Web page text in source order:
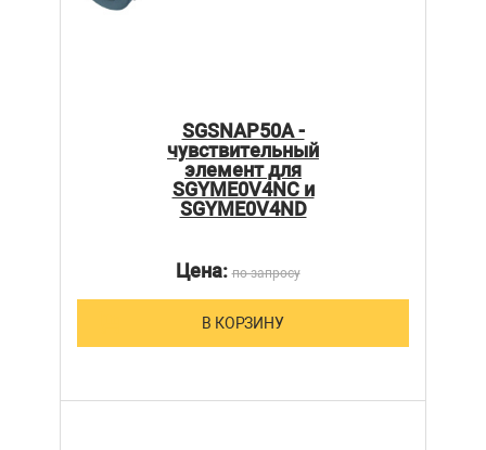
SGSNAP50A -
чувствительный
элемент для
SGYME0V4NC и
SGYME0V4ND
Цена:по запросу
В КОРЗИНУ